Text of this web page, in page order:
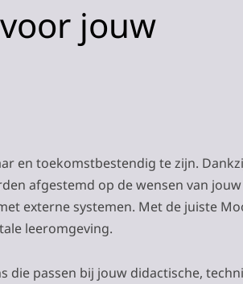
jouw
en toekomstbestendig te zijn.
afgestemd op de wensen van jouw
externe systemen. Met de juiste
leeromgeving.
die passen bij jouw didactische,